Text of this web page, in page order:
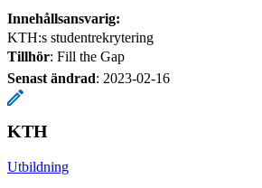
Innehållsansvarig:
KTH:s studentrekrytering
Tillhör: Fill the Gap
Senast ändrad: 2023-02-16
KTH
Utbildning